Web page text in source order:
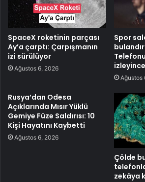
SpaceX roketinin parçası
Ay’a çarptı: Çarpışmanın
izi sürülüyor
Ağustos 6, 2026
Spor
Ağustos
Rusya’dan Odesa
Açıklarında Mısır Yüklü
Gemiye Füze Saldırısı: 10
Kişi Hayatını Kaybetti
Ağustos 6, 2026
Çölde
zekâya